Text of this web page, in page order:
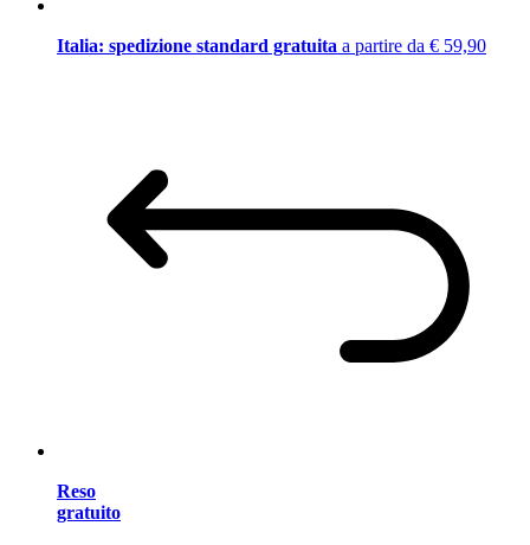
Italia: spedizione standard gratuita a partire da € 59,90
Reso
gratuito